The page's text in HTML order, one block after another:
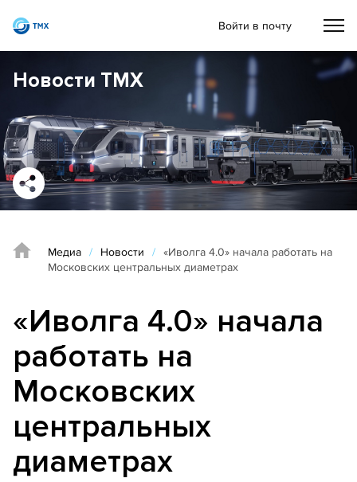
Войти в почту
Новости ТМХ
Медиа / Новости / «Иволга 4.0» начала работать на
Московских центральных диаметрах
«Иволга 4.0» начала
работать на
Московских
центральных
диаметрах